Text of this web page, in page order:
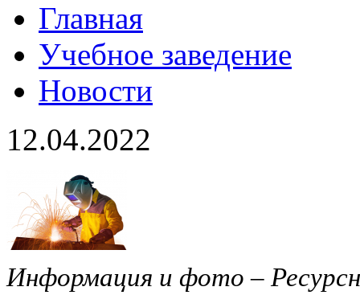
Главная
Учебное заведение
Новости
12.04.2022
Информация и фото –